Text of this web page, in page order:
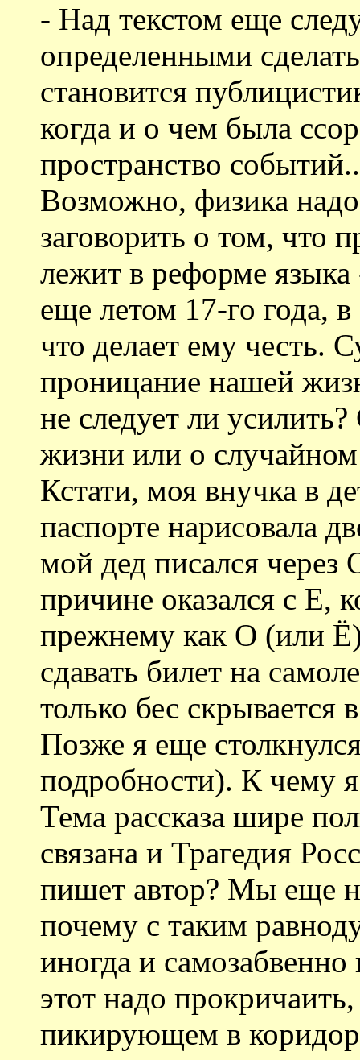
- Над текстом еще
определенными
становится
когда и о чем была
пространство
Возможно, физика
заговорить о том, что
лежит в реформе
еще летом 17-го года,
что делает ему честь.
проницание нашей
не следует ли
жизни или о случайном
Кстати, моя внучка в
паспорте нарисовала
мой дед писался через
причине оказался с Е,
прежнему как О (или
сдавать билет на
только бес скрывается
Позже я еще
подробности). К чему я
Тема рассказа шире
связана и Трагедия
пишет автор? Мы еще
почему с таким
иногда и
этот надо
пикирующем в коридор